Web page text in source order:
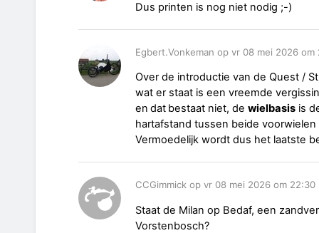
Dus printen is nog niet nodig ;-)
Egbert.Vonkeman op vr 08 mei 2026 om
Over de introductie van de Quest /
wat er staat is een vreemde
en dat bestaat niet, de wielbasis is
hartafstand tussen beide
Vermoedelijk wordt dus het laatste
CCGimmick op vr 08 mei 2026 om 22:30
Staat de Milan op Bedaf, een
Vorstenbosch?